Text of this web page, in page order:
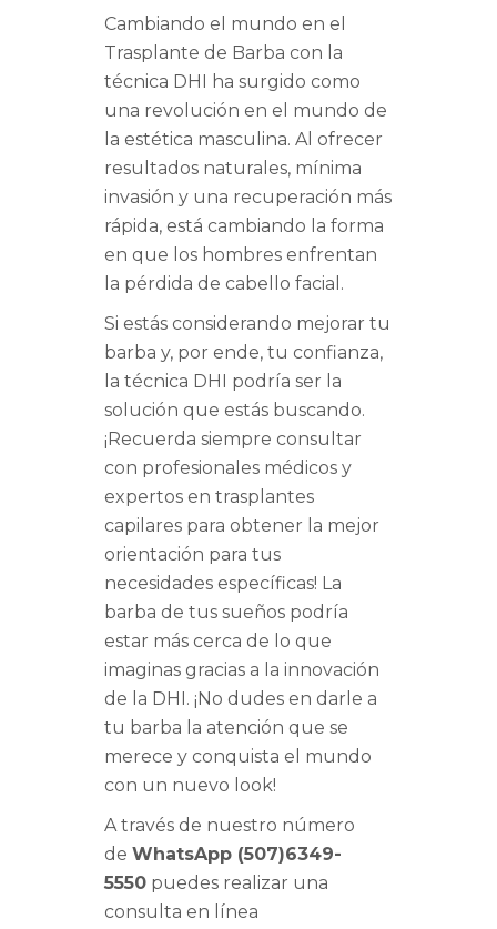
Cambiando el mundo en el
Trasplante de Barba con la
técnica DHI ha surgido como
una revolución en el mundo de
la estética masculina. Al ofrecer
resultados naturales, mínima
invasión y una recuperación más
rápida, está cambiando la forma
en que los hombres enfrentan
la pérdida de cabello facial.
Si estás considerando mejorar tu
barba y, por ende, tu confianza,
la técnica DHI podría ser la
solución que estás buscando.
¡Recuerda siempre consultar
con profesionales médicos y
expertos en trasplantes
capilares para obtener la mejor
orientación para tus
necesidades específicas! La
barba de tus sueños podría
estar más cerca de lo que
imaginas gracias a la innovación
de la DHI. ¡No dudes en darle a
tu barba la atención que se
merece y conquista el mundo
con un nuevo look!
A través de nuestro número
de WhatsApp (507)6349-
5550 puedes realizar una
consulta en línea